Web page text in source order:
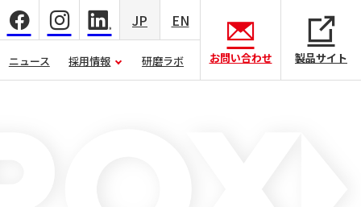
お問い合わせ 製品サイト
ニュース 採用情報 研磨ラボ
JP EN